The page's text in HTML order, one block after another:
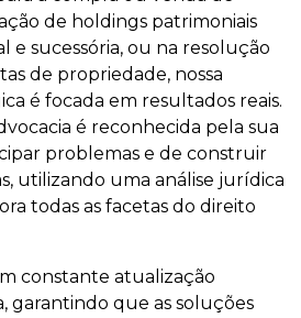
de holdings patrimoniais
e sucessória, ou na resolução
de propriedade, nossa
é focada em resultados reais.
é reconhecida pela sua
problemas e de construir
utilizando uma análise jurídica
todas as facetas do direito
constante atualização
garantindo que as soluções